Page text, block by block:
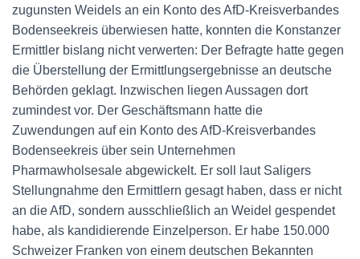
zugunsten Weidels an ein Konto des AfD-Kreisverbandes
Bodenseekreis überwiesen hatte, konnten die Konstanzer
Ermittler bislang nicht verwerten: Der Befragte hatte gegen
die Überstellung der Ermittlungsergebnisse an deutsche
Behörden geklagt. Inzwischen liegen Aussagen dort
zumindest vor. Der Geschäftsmann hatte die
Zuwendungen auf ein Konto des AfD-Kreisverbandes
Bodenseekreis über sein Unternehmen
Pharmawholsesale abgewickelt. Er soll laut Saligers
Stellungnahme den Ermittlern gesagt haben, dass er nicht
an die AfD, sondern ausschließlich an Weidel gespendet
habe, als kandidierende Einzelperson. Er habe 150.000
Schweizer Franken von einem deutschen Bekannten